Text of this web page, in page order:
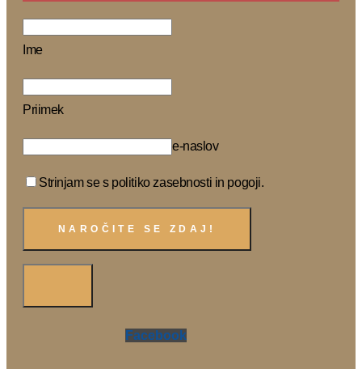
Ime
Priimek
e-naslov
Strinjam se s politiko zasebnosti in pogoji.
Facebook